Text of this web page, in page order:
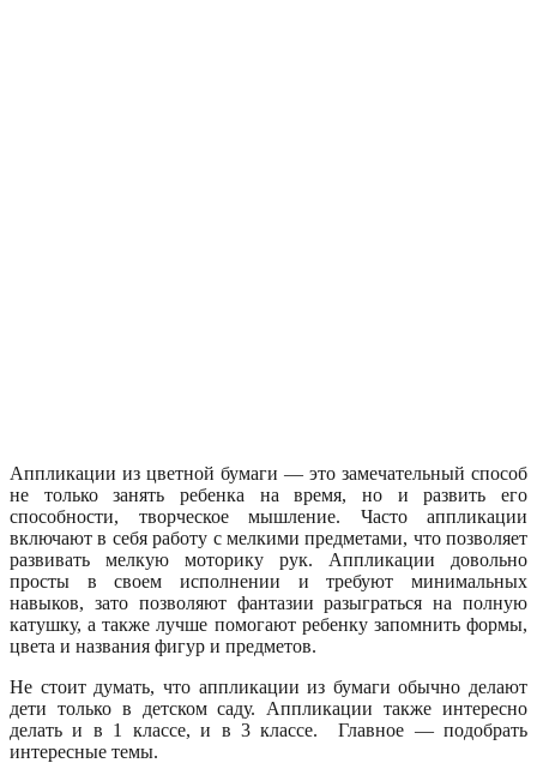
Аппликации из цветной бумаги — это замечательный способ
не только занять ребенка на время, но и развить его
способности, творческое мышление. Часто аппликации
включают в себя работу с мелкими предметами, что позволяет
развивать мелкую моторику рук. Аппликации довольно
просты в своем исполнении и требуют минимальных
навыков, зато позволяют фантазии разыграться на полную
катушку, а также лучше помогают ребенку запомнить формы,
цвета и названия фигур и предметов.
Не стоит думать, что аппликации из бумаги обычно делают
дети только в детском саду. Аппликации также интересно
делать и в 1 классе, и в 3 классе. Главное — подобрать
интересные темы.